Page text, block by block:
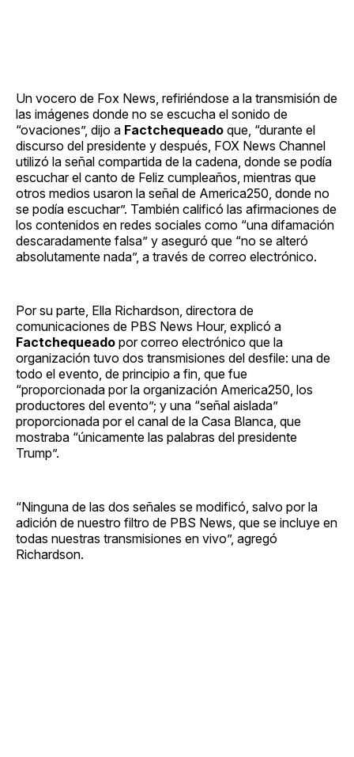
Un vocero de Fox News, refiriéndose a la transmisión de
las imágenes donde no se escucha el sonido de
“ovaciones”, dijo a Factchequeado que, “durante el
discurso del presidente y después, FOX News Channel
utilizó la señal compartida de la cadena, donde se podía
escuchar el canto de Feliz cumpleaños, mientras que
otros medios usaron la señal de America250, donde no
se podía escuchar”. También calificó las afirmaciones de
los contenidos en redes sociales como “una difamación
descaradamente falsa” y aseguró que “no se alteró
absolutamente nada”, a través de correo electrónico.
Por su parte, Ella Richardson, directora de
comunicaciones de PBS News Hour, explicó a
Factchequeado por correo electrónico que la
organización tuvo dos transmisiones del desfile: una de
todo el evento, de principio a fin, que fue
“proporcionada por la organización America250, los
productores del evento”; y una “señal aislada”
proporcionada por el canal de la Casa Blanca, que
mostraba “únicamente las palabras del presidente
Trump”.
“Ninguna de las dos señales se modificó, salvo por la
adición de nuestro filtro de PBS News, que se incluye en
todas nuestras transmisiones en vivo”, agregó
Richardson.